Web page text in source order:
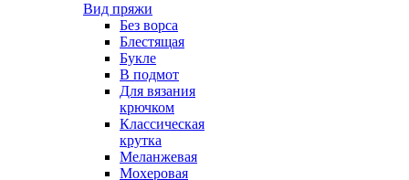
Вид пряжи
Без ворса
Блестящая
Букле
В подмот
Для вязания
крючком
Классическая
крутка
Меланжевая
Мохеровая